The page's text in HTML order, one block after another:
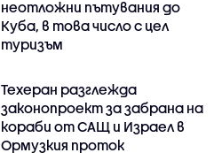
неотложни пътувания до
Куба, в това число с цел
туризъм
Техеран разглежда
законопроект за забрана на
кораби от САЩ и Израел в
Ормузкия проток